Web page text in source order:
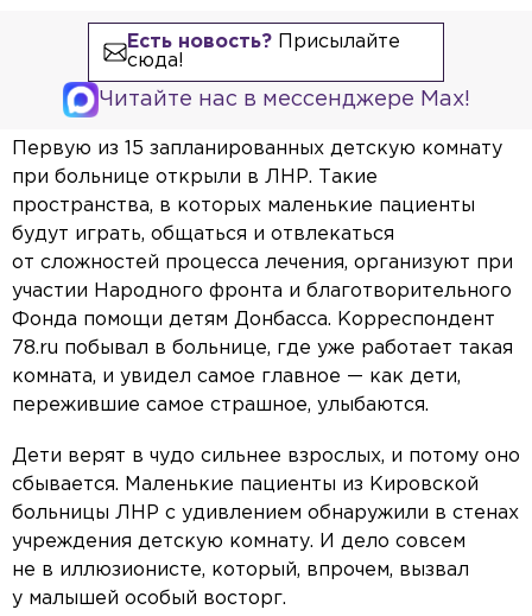
Есть новость?Присылайте
сюда!
Читайте нас в мессенджере Max!
Первую из 15 запланированных детскую комнату
при больнице открыли в ЛНР. Такие
пространства, в которых маленькие пациенты
будут играть, общаться и отвлекаться
от сложностей процесса лечения, организуют при
участии Народного фронта и благотворительного
Фонда помощи детям Донбасса. Корреспондент
78.ru побывал в больнице, где уже работает такая
комната, и увидел самое главное — как дети,
пережившие самое страшное, улыбаются.
Дети верят в чудо сильнее взрослых, и потому оно
сбывается. Маленькие пациенты из Кировской
больницы ЛНР с удивлением обнаружили в стенах
учреждения детскую комнату. И дело совсем
не в иллюзионисте, который, впрочем, вызвал
у малышей особый восторг.